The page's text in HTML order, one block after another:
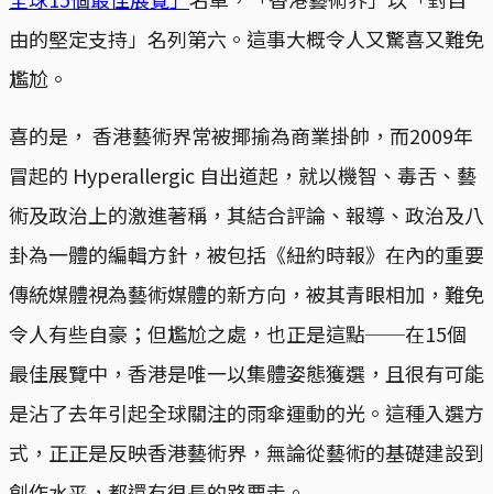
由的堅定支持」名列第六。這事大概令人又驚喜又難免
尷尬。
喜的是， 香港藝術界常被揶揄為商業掛帥，而2009年
冒起的 Hyperallergic 自出道起，就以機智、毒舌、藝
術及政治上的激進著稱，其結合評論、報導、政治及八
卦為一體的編輯方針，被包括《紐約時報》在內的重要
傳統媒體視為藝術媒體的新方向，被其青眼相加，難免
令人有些自豪；但尷尬之處，也正是這點──在15個
最佳展覽中，香港是唯一以集體姿態獲選，且很有可能
是沾了去年引起全球關注的雨傘運動的光。這種入選方
式，正正是反映香港藝術界，無論從藝術的基礎建設到